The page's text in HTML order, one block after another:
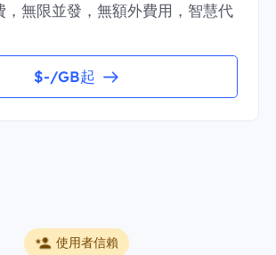
，無限並發，無額外費用，智慧代
$-/GB起
使用者信賴